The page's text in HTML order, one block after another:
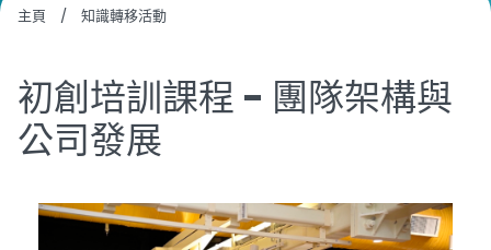
主頁 / 知識轉移活動
初創培訓課程 - 團隊架構與
公司發展